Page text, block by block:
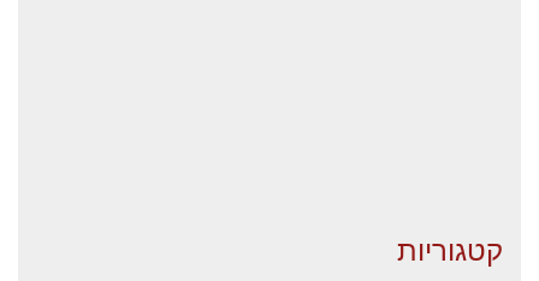
קטגוריות